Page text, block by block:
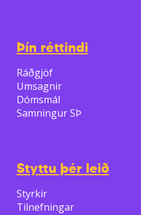
Þín réttindi
Ráðgjöf
Umsagnir
Dómsmál
Samningur SÞ
Styttu þér leið
Styrkir
Tilnefningar